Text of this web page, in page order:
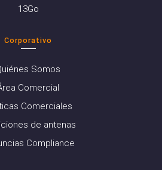
13Go
Corporativo
Somos
Comercial
Comerciales
de antenas
Compliance